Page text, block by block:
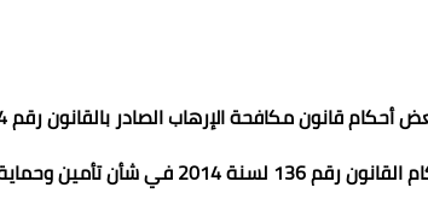
قانون مكافحة الإرهاب الصادر بالقانون رقم 94 لسنة 2015"
المنشآت العامة والحيوية".